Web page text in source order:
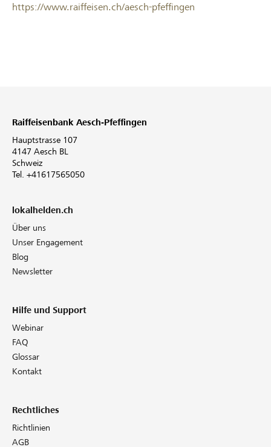
https://www.raiffeisen.ch/aesch-pfeffingen
Raiffeisenbank Aesch-Pfeffingen
Hauptstrasse 107
4147 Aesch BL
Schweiz
Tel. +41617565050
lokalhelden.ch
Über uns
Unser Engagement
Blog
Newsletter
Hilfe und Support
Webinar
FAQ
Glossar
Kontakt
Rechtliches
Richtlinien
AGB